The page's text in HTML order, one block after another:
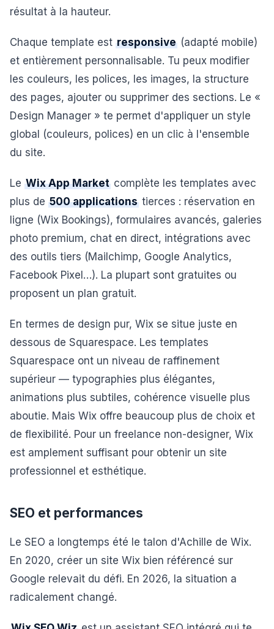
résultat à la hauteur.
Chaque template est responsive (adapté mobile)
et entièrement personnalisable. Tu peux modifier
les couleurs, les polices, les images, la structure
des pages, ajouter ou supprimer des sections. Le «
Design Manager » te permet d'appliquer un style
global (couleurs, polices) en un clic à l'ensemble
du site.
Le Wix App Market complète les templates avec
plus de 500 applications tierces : réservation en
ligne (Wix Bookings), formulaires avancés, galeries
photo premium, chat en direct, intégrations avec
des outils tiers (Mailchimp, Google Analytics,
Facebook Pixel…). La plupart sont gratuites ou
proposent un plan gratuit.
En termes de design pur, Wix se situe juste en
dessous de Squarespace. Les templates
Squarespace ont un niveau de raffinement
supérieur — typographies plus élégantes,
animations plus subtiles, cohérence visuelle plus
aboutie. Mais Wix offre beaucoup plus de choix et
de flexibilité. Pour un freelance non-designer, Wix
est amplement suffisant pour obtenir un site
professionnel et esthétique.
SEO et performances
Le SEO a longtemps été le talon d'Achille de Wix.
En 2020, créer un site Wix bien référencé sur
Google relevait du défi. En 2026, la situation a
radicalement changé.